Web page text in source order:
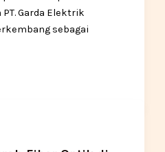
Garda Elektrik
sebagai